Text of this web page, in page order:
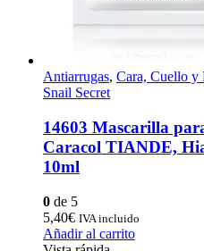
Antiarrugas, Cara, Cuello y
Snail Secret
14603 Mascarilla
Caracol TIANDE,
10ml
0 de 5
5,40€ IVA incluido
Añadir al carrito